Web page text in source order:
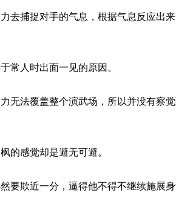
捉对手的气息，根据气息反应出来
人时出面一见的原因。
覆盖整个演武场，所以并没有察觉
感觉却是避无可避。
近一分，逼得他不得不继续施展身